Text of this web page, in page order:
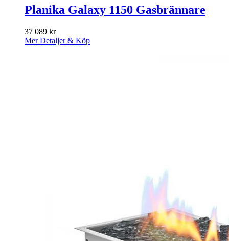
Planika Galaxy 1150 Gasbrännare
37 089 kr
Mer Detaljer & Köp